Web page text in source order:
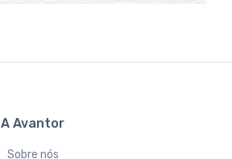
A Avantor
Sobre nós